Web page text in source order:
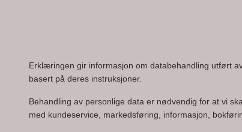
Erklæringen gir informasjon om databehandling utført
basert på deres instruksjoner.
Behandling av personlige data er nødvendig for at vi
med kundeservice, markedsføring, informasjon,